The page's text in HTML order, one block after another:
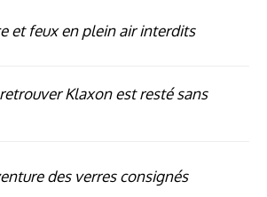
et feux en plein air interdits
Klaxon est resté sans
des verres consignés